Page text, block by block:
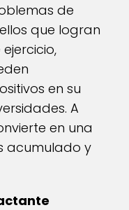
de
que logran
en su
A
en una
acumulado y